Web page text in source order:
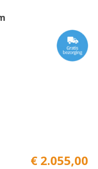
€ 2.055,00